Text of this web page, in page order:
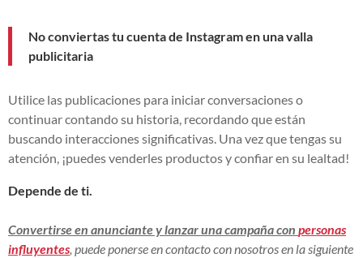
No conviertas tu cuenta de Instagram en una valla
publicitaria
Utilice las publicaciones para iniciar conversaciones o
continuar contando su historia, recordando que están
buscando interacciones significativas. Una vez que tengas su
atención, ¡puedes venderles productos y confiar en su lealtad!
Depende de ti.
Convertirse en anunciante y lanzar una campaña con personas
influyentes, puede ponerse en contacto con nosotros en la siguiente